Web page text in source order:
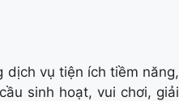
dịch vụ tiện ích tiềm năng,
sinh hoạt, vui chơi, giải